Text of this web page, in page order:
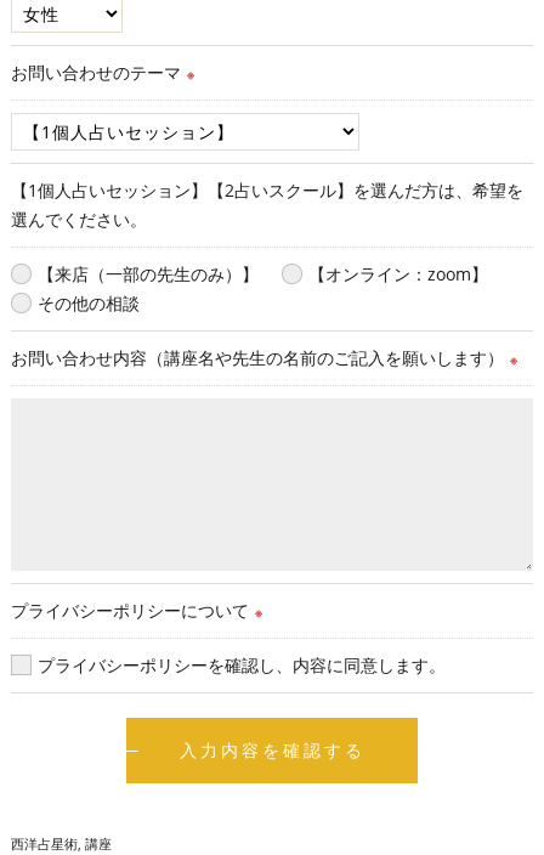
お問い合わせのテーマ ※
【1個人占いセッション】【2占いスクール】を選んだ方は、希望を
選んでください。
【来店（一部の先生のみ）】
【オンライン：zoom】
その他の相談
お問い合わせ内容（講座名や先生の名前のご記入を願いします） ※
プライバシーポリシーについて ※
プライバシーポリシーを確認し、内容に同意します。
西洋占星術 講座